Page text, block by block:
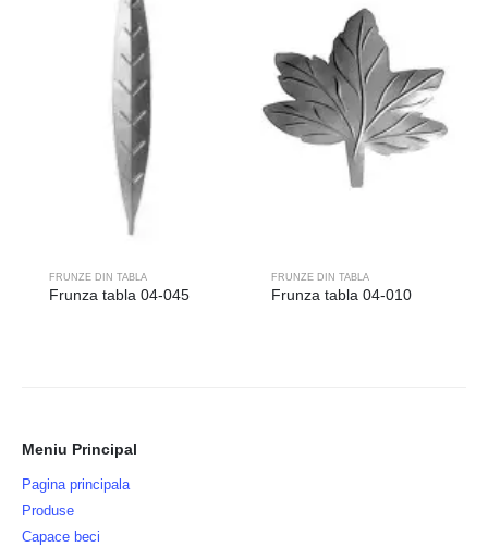
FRUNZE DIN TABLA
Frunza tabla 04-045
FRUNZE DIN TABLA
Frunza tabla 04-010
Meniu Principal
Pagina principala
Produse
Capace beci